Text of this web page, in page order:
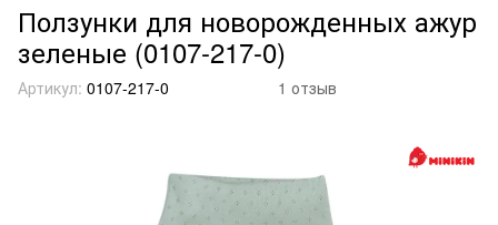
Ползунки для новорожденных ажур
зеленые (0107-217-0)
Артикул: 0107-217-0 1 отзыв